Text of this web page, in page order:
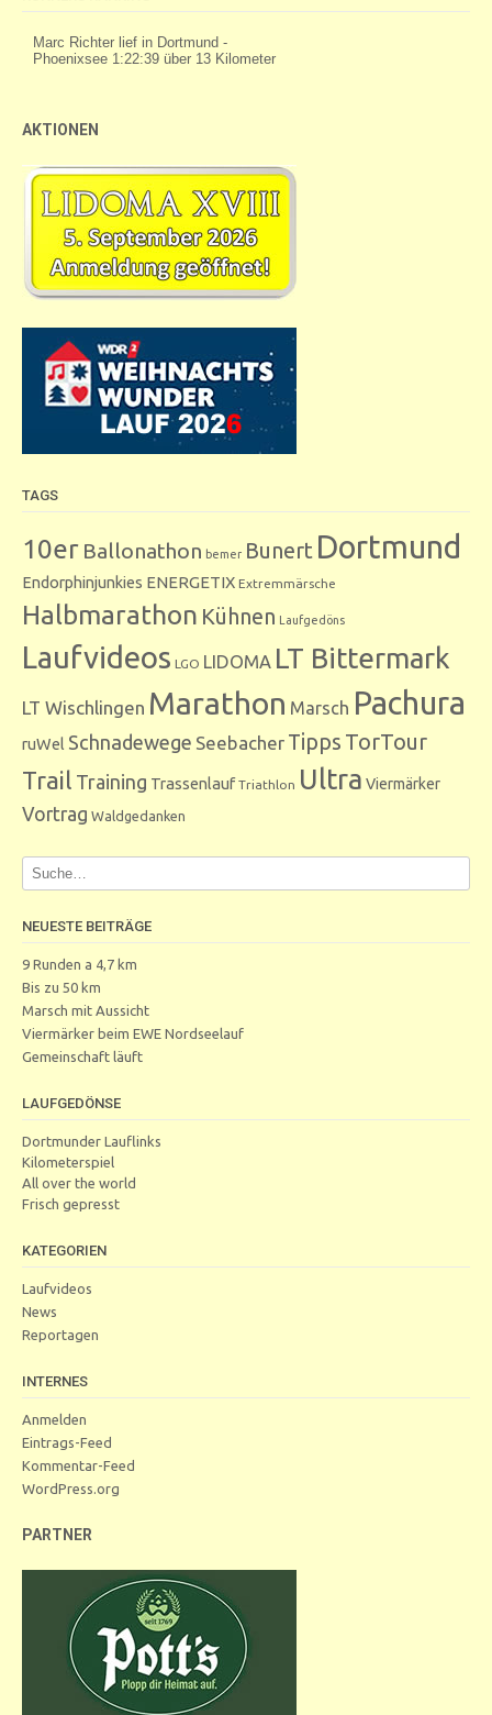
AKTIONEN
TAGS
10er Ballonathon bemer Bunert Dortmund
Endorphinjunkies ENERGETIX Extremmärsche
Halbmarathon Kühnen Laufgedöns
Laufvideos LGO LIDOMA LT Bittermark
LT Wischlingen Marathon Marsch Pachura
ruWel Schnadewege Seebacher Tipps TorTour
Trail Training Trassenlauf Triathlon Ultra Viermärker
Vortrag Waldgedanken
NEUESTE BEITRÄGE
9 Runden a 4,7 km
Bis zu 50 km
Marsch mit Aussicht
Viermärker beim EWE Nordseelauf
Gemeinschaft läuft
LAUFGEDÖNSE
Dortmunder Lauflinks
Kilometerspiel
All over the world
Frisch gepresst
KATEGORIEN
Laufvideos
News
Reportagen
INTERNES
Anmelden
Eintrags-Feed
Kommentar-Feed
WordPress.org
PARTNER